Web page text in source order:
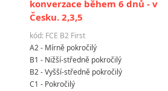
konverzace během 6 dnů - v
Česku. 2,3,5
kód: FCE B2 First
A2 - Mírně pokročilý
B1 - Nižší-středně pokročilý
B2 - Vyšší-středně pokročilý
C1 - Pokročilý